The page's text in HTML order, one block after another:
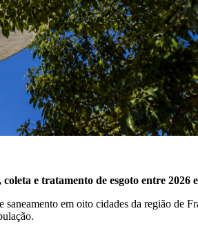
e tratamento de esgoto entre 2026
em oito cidades da região de